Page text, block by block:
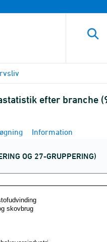
efter branche
Information
OG 27-GRUPPERING)